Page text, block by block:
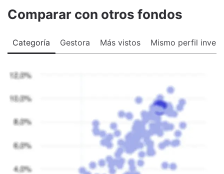
Comparar con otros fondos
Categoría Gestora Más vistos Mismo perfil